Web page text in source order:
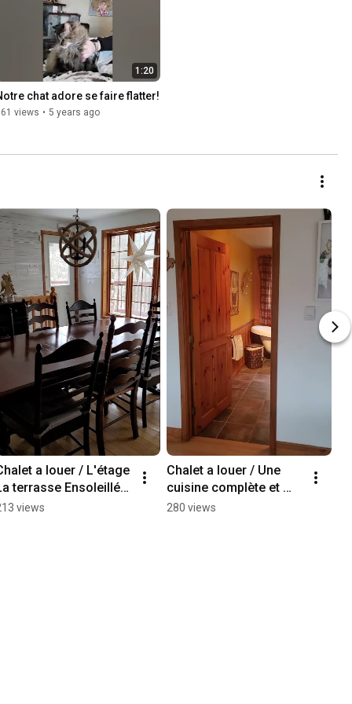
1:20
chat adore se faire flatter!
views • 5 years ago
a louer / L'étage
terrasse Ensoleillée
spa
views
Chalet a louer / Une
cuisine complète et
invitante!
280 views